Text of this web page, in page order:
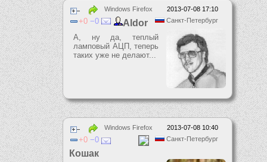
2013-07-08 17:10
Windows Firefox
Санкт-Петербург
0 0 Aldor
А, ну да, теплый
ламповый АЦП, теперь
таких уже не делают...
2013-07-08 10:40
Windows Firefox
Санкт-Петербург
0 0
Кошак